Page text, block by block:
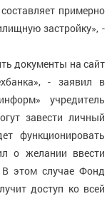
примерно
застройку», -
документы на сайт
- заявил в
учредитель
завести личный
функционировать
о желании ввести
В этом случае Фонд
доступ ко всей